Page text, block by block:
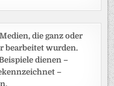
die ganz oder
bearbeitet wurden.
dienen –
–